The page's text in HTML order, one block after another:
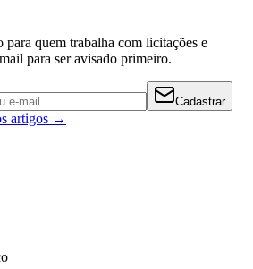
quem trabalha com licitações e
para ser avisado primeiro.
Cadastrar
artigos →